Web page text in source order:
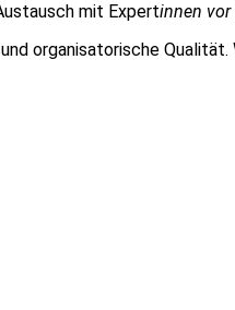
mit Expertinnen vor
organisatorische